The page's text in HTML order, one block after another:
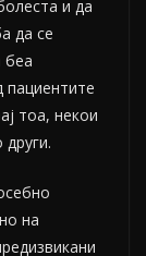
и да
да се
беа
пациентите
тоа, некои
на